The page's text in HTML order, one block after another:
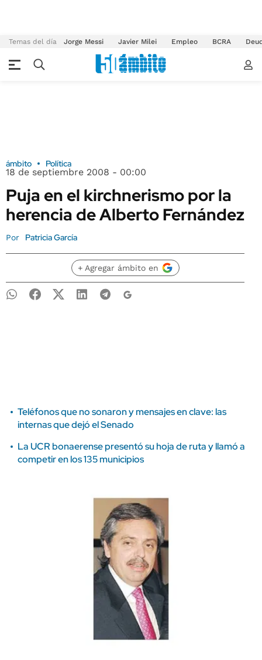
Temas del día Jorge Messi Javier Milei Empleo BCRA
ámbito Política
18 de septiembre 2008 - 00:00
Puja en el kirchnerismo por la
herencia de Alberto Fernández
Por Patricia García
+ Agregar ámbito en
Teléfonos que no sonaron y mensajes en clave: las
internas que dejó el Senado
La UCR bonaerense presentó su hoja de ruta y llamó a
competir en los 135 municipios